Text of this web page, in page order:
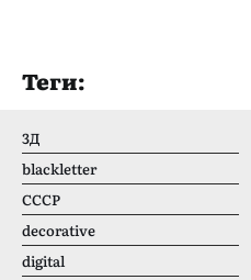
Теги:
3Д
blackletter
CCCР
decorative
digital